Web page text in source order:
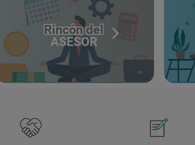
Rincón del
ASESOR